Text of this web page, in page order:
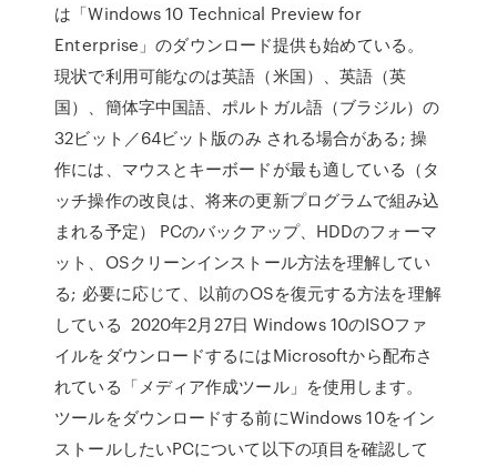
は「Windows 10 Technical Preview for
Enterprise」のダウンロード提供も始めている。
現状で利用可能なのは英語（米国）、英語（英
国）、簡体字中国語、ポルトガル語（ブラジル）の
32ビット／64ビット版のみ される場合がある; 操
作には、マウスとキーボードが最も適している（タ
ッチ操作の改良は、将来の更新プログラムで組み込
まれる予定） PCのバックアップ、HDDのフォーマ
ット、OSクリーンインストール方法を理解してい
る; 必要に応じて、以前のOSを復元する方法を理解
している 2020年2月27日 Windows 10のISOファ
イルをダウンロードするにはMicrosoftから配布さ
れている「メディア作成ツール」を使用します。
ツールをダウンロードする前にWindows 10をイン
ストールしたいPCについて以下の項目を確認して